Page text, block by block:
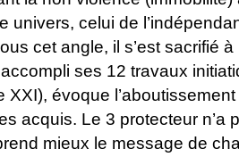
univers, celui de
cet angle, il s’est sacrifié
ses 12 travaux
XXI), évoque
acquis. Le 3 protecteur n’a
mieux le message de